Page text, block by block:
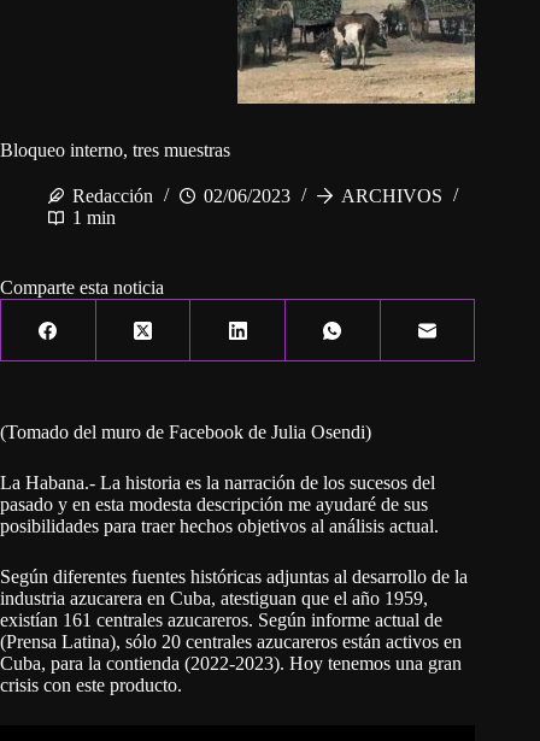
Bloqueo interno, tres muestras
Redacción 02/06/2023
ARCHIVOS
1 min
Comparte esta noticia
(Tomado del muro de Facebook de Julia Osendi)
La Habana.- La historia​ es la narración de los sucesos del
pasado y en esta modesta descripción me ayudaré de sus
posibilidades para traer hechos objetivos al análisis actual.
Según diferentes fuentes históricas adjuntas al desarrollo de la
industria azucarera en Cuba, atestiguan que el año 1959,
existían 161 centrales azucareros. Según informe actual de
(Prensa Latina), sólo 20 centrales azucareros están activos en
Cuba, para la contienda (2022-2023). Hoy tenemos una gran
crisis con este producto.